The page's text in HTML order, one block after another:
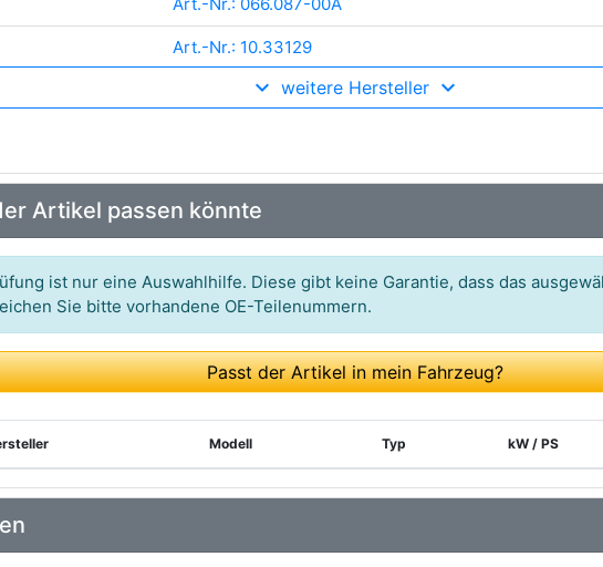
Art.-Nr.: 10.33129
Art.-Nr.: 8846
Art.-Nr.: 075.505
Art.-Nr.: 12002
Art.-Nr.: 03.020.2001.001
Art.-Nr.: 85-07033-SX
weitere Hersteller
Artikel passen könnte
ist nur eine Auswahlhilfe. Diese gibt keine Garantie, dass das
Sie bitte vorhandene OE-Teilenummern.
Passt der Artikel in mein Fahrzeug?
Modell Typ kW / PS